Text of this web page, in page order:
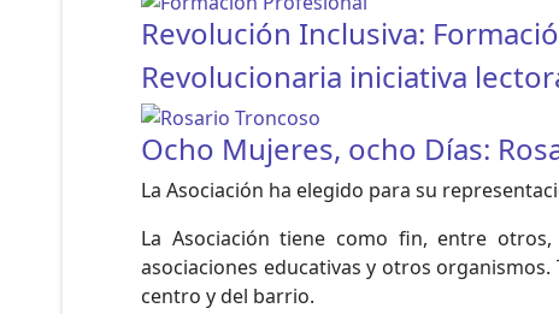
Revolución Inclusiva:
Revolucionaria iniciativa
Ocho Mujeres, ocho Días:
La Asociación ha elegido para su
La Asociación tiene como fin, entre
asociaciones educativas y otros
centro y del barrio.